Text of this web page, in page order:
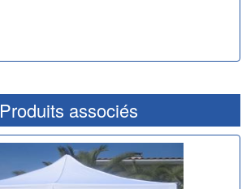
Produits associés